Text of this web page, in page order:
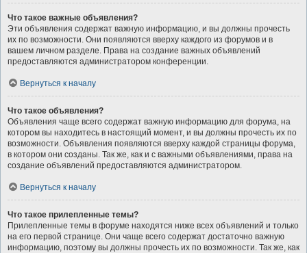
Что такое важные объявления?
Эти объявления содержат важную информацию, и вы должны прочесть
их по возможности. Они появляются вверху каждого из форумов и в
вашем личном разделе. Права на создание важных объявлений
предоставляются администратором конференции.
Вернуться к началу
Что такое объявления?
Объявления чаще всего содержат важную информацию для форума, на
котором вы находитесь в настоящий момент, и вы должны прочесть их по
возможности. Объявления появляются вверху каждой страницы форума,
в котором они созданы. Так же, как и с важными объявлениями, права на
создание объявлений предоставляются администратором.
Вернуться к началу
Что такое прилепленные темы?
Прилепленные темы в форуме находятся ниже всех объявлений и только
на его первой странице. Они чаще всего содержат достаточно важную
информацию, поэтому вы должны прочесть их по возможности. Так же, как